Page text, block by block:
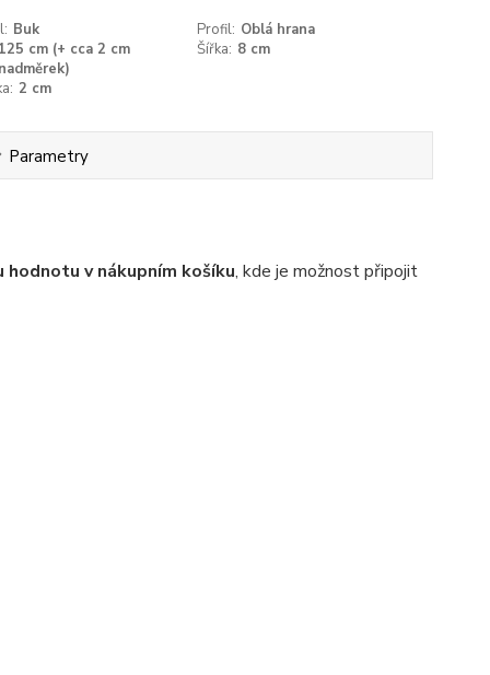
Buk Profil: Oblá hrana
125 cm (+ cca 2 cm
nadměrek)
Šířka: 8 cm
2 cm
Parametry
v nákupním košíku, kde je možnost připojit